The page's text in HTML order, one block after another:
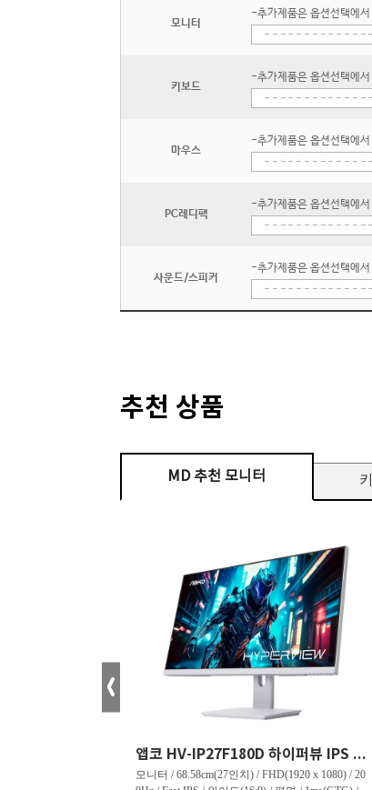
모니터
-추가제품은 옵션선택에
키보드
-추가제품은 옵션선택에
마우스
-추가제품은 옵션선택에
PC레디팩
-추가제품은 옵션선택에
사운드/스피커
-추가제품은 옵션선택에
추천 상품
MD 추천 모니터
앱코 HV-IP27F180D 하이퍼뷰 IPS FHD 200 HDR 무결점
모니터 / 68.58cm(27인치) / FHD(1920 x 1080) / 20